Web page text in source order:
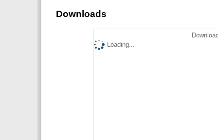
Downloads
Loading...